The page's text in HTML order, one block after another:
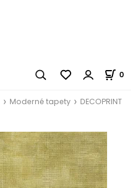
0
Moderné tapety DECOPRINT